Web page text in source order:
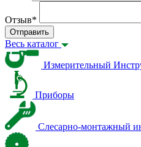
Отзыв*
Отправить
Весь каталог
Измерительный
Приборы
Слесарно-монтажный